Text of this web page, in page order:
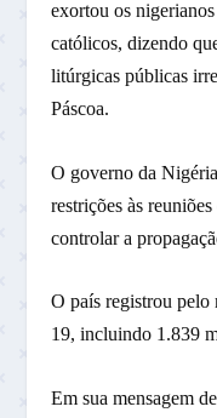
exortou os
católicos, dizendo
litúrgicas públicas
Páscoa.
O governo da
restrições às
controlar a
O país registrou
19, incluindo 1.839
Em sua mensagem